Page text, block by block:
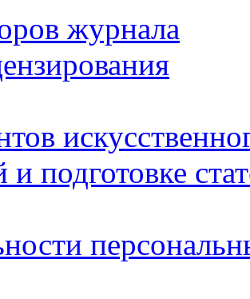
журнала
подготовке